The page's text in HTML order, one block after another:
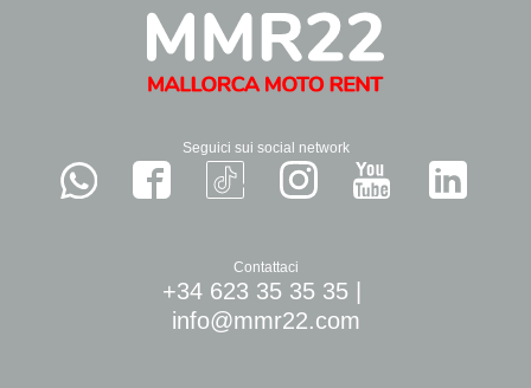
Seguici sui social network
Contattaci
+34 623 35 35 35
info@mmr22.com